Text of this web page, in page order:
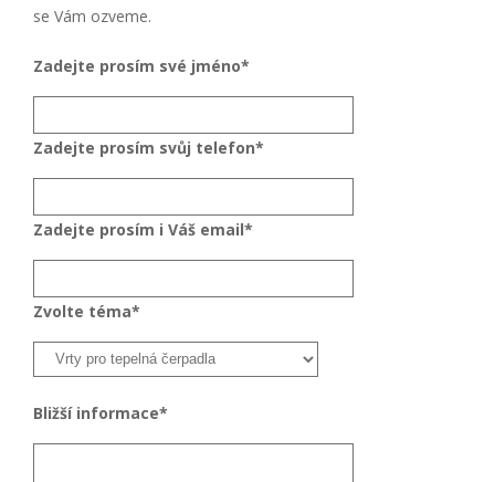
se Vám ozveme.
Zadejte prosím své jméno*
Zadejte prosím svůj telefon*
Zadejte prosím i Váš email*
Zvolte téma*
Bližší informace*